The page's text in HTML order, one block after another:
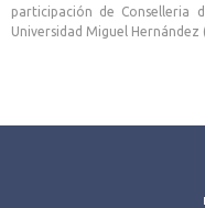
participación de Conselleria
Universidad Miguel Hernández